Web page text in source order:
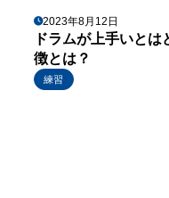
2023年8月12日
ドラムが上手いと
徴とは？
練習